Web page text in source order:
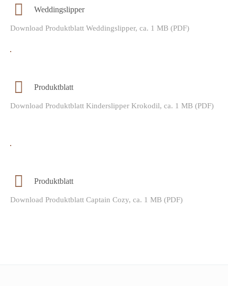
Weddingslipper
Download Produktblatt Weddingslipper, ca. 1 MB (PDF)
Produktblatt
Download Produktblatt Kinderslipper Krokodil, ca. 1 MB (PDF)
Produktblatt
Download Produktblatt Captain Cozy, ca. 1 MB (PDF)